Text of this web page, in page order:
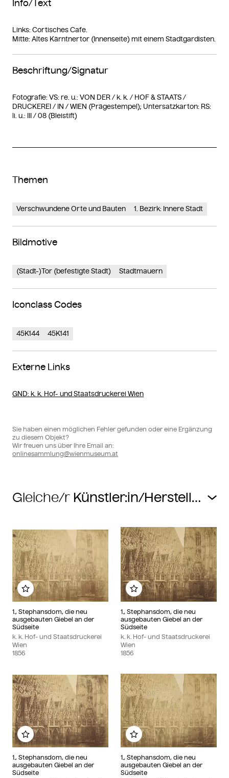
Info/Text
Links: Cortisches Cafe.
Mitte: Altes Kärntnertor (Innenseite) mit einem Stadtgardisten.
Beschriftung/Signatur
Fotografie: VS: re. u.: VON DER / k. k. / HOF & STAATS /
DRUCKEREI / IN / WIEN (Prägestempel); Untersatzkarton: RS:
li. u.: III / 08 (Bleistift)
Themen
Verschwundene Orte und Bauten 1. Bezirk: Innere Stadt
Bildmotive
(Stadt-)Tor (befestigte Stadt) Stadtmauern
Iconclass Codes
45K144 45K141
Externe Links
GND: k. k. Hof- und Staatsdruckerei Wien
Sie haben einen möglichen Fehler gefunden oder eine Ergänzung
zu diesem Objekt?
Wir freuen uns über Ihre Email an:
onlinesammlung@wienmuseum.at
Gleiche/r
1., Stephansdom, die neu
ausgebauten Giebel an der
Südseite
k. k. Hof- und Staatsdruckerei
Wien
1856
Zu meinem Album hinzufügen
1., Stephansdom, die neu
ausgebauten Giebel an der
Südseite
k. k. Hof- und Staatsdruckerei
Wien
1856
Zu meinem Album
1., Stephansdom, die neu
ausgebauten Giebel an der
Südseite
Zu meinem Album hinzufügen
1., Stephansdom, die neu
ausgebauten Giebel an der
Südseite
Zu meinem Album